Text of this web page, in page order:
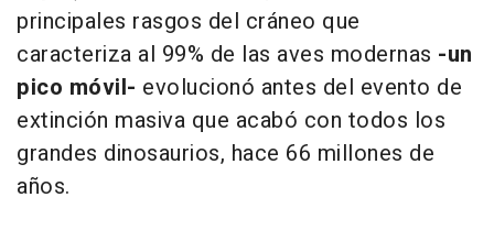
principales rasgos del cráneo que
caracteriza al 99% de las aves modernas -un
pico móvil- evolucionó antes del evento de
extinción masiva que acabó con todos los
grandes dinosaurios, hace 66 millones de
años.